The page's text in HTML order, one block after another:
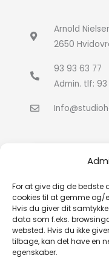
For at give dig de bedste
cookies til at gemme og/
Hvis du giver dit
data som f.eks.
websted. Hvis du ikke
tilbage, kan det have en
egenskaber.
Arnold
2650
93 93 63 77
Admin. tlf:
Klik for at
cookies